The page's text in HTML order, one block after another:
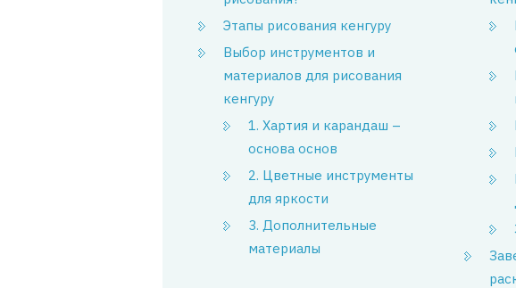
Этапы рисования кенгуру
Выбор инструментов и
материалов для рисования
кенгуру
1. Хартия и карандаш –
основа основ
2. Цветные инструменты
для яркости
3. Дополнительные
материалы